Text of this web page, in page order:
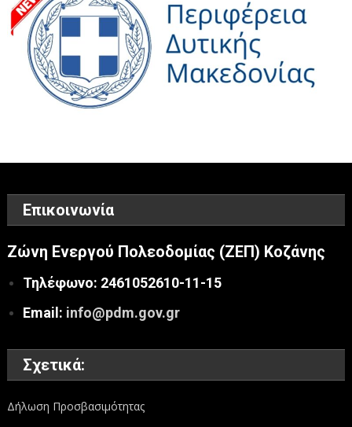
Επικοινωνία
Ζώνη Ενεργού Πολεοδομίας (ΖΕΠ) Κοζάνης
Τηλέφωνο: 2461052610-11-15
Email: info@pdm.gov.gr
Σχετικά:
Δήλωση Προσβασιμότητας